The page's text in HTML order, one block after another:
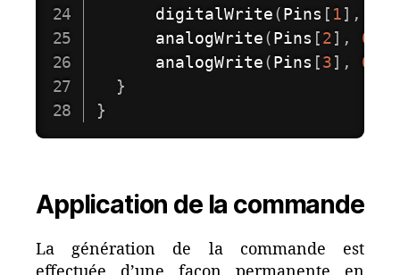
digitalWrite(Pins [ 1] ,
analogWrite(Pins [2] , 0
analogWrite(Pins [3] , 0
}
}
Application de la commande
La génération de la commande est